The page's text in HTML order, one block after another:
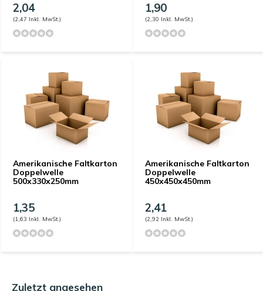
2,04
(2,47 Inkl. MwSt.)
1,90
(2,30 Inkl. MwSt.)
Amerikanische Faltkarton
Doppelwelle
500x330x250mm
1,35
(1,63 Inkl. MwSt.)
Amerikanische Faltkarton
Doppelwelle
450x450x450mm
2,41
(2,92 Inkl. MwSt.)
Zuletzt angesehen